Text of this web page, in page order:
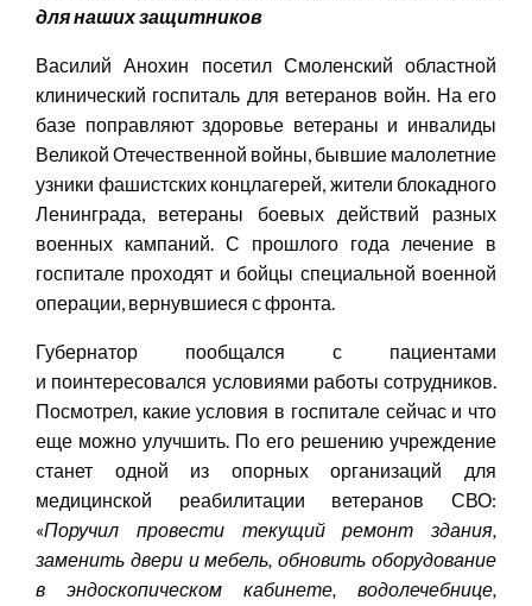
для наших защитников
Василий Анохин посетил Смоленский областной
клинический госпиталь для ветеранов войн. На его
базе поправляют здоровье ветераны и инвалиды
Великой Отечественной войны, бывшие малолетние
узники фашистских концлагерей, жители блокадного
Ленинграда, ветераны боевых действий разных
военных кампаний. С прошлого года лечение в
госпитале проходят и бойцы специальной военной
операции, вернувшиеся с фронта.
Губернатор пообщался с пациентами
и поинтересовался условиями работы сотрудников.
Посмотрел, какие условия в госпитале сейчас и что
еще можно улучшить. По его решению учреждение
станет одной из опорных организаций для
медицинской реабилитации ветеранов СВО:
«Поручил провести текущий ремонт здания,
заменить двери и мебель, обновить оборудование
в эндоскопическом кабинете, водолечебнице,